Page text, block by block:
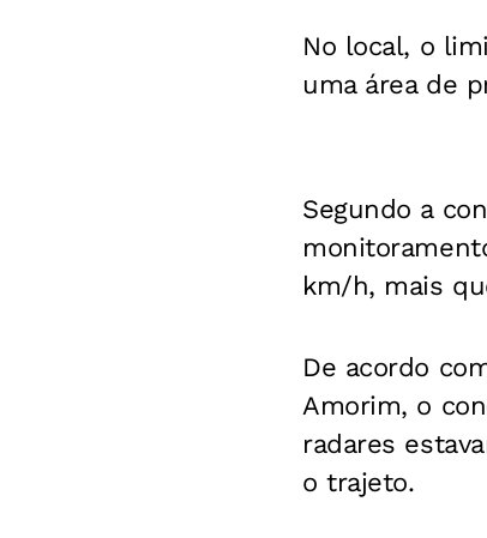
No local, o
uma área de
Segundo a
km/h, mais
De acordo
Amorim, o
radares
o trajeto.